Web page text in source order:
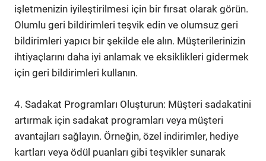
işletmenizin iyileştirilmesi için bir fırsat olarak görün.
Olumlu geri bildirimleri teşvik edin ve olumsuz geri
bildirimleri yapıcı bir şekilde ele alın. Müşterilerinizin
ihtiyaçlarını daha iyi anlamak ve eksiklikleri gidermek
için geri bildirimleri kullanın.
4. Sadakat Programları Oluşturun: Müşteri sadakatini
artırmak için sadakat programları veya müşteri
avantajları sağlayın. Örneğin, özel indirimler, hediye
kartları veya ödül puanları gibi teşvikler sunarak